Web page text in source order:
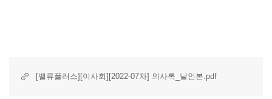
[밸류플러스][이사회][2022-07차] 의사록_날인본.pdf